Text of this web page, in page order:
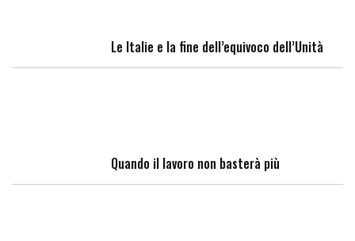
Le Italie e la fine dell’equivoco dell’Unità
Quando il lavoro non basterà più